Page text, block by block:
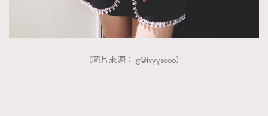
（圖片來源：ig@ivyysooo）